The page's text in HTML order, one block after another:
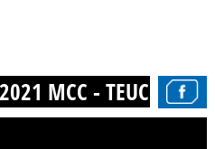
MCC - TEUCHERN